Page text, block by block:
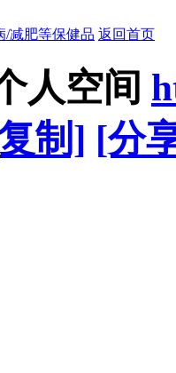
/减肥等保健品 返回首页
人空间
制] [分